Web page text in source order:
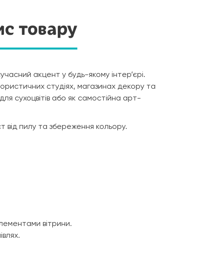
товару
акцент у будь-якому інтер’єрі.
студіях, магазинах декору та
сухоцвітів або як самостійна арт-
від пилу та збереження кольору.
вітрини.